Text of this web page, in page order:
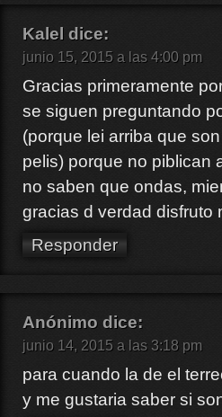
Kalel dice:
junio 15, 2015 a las 4:00 pm
Gracias primeramente
se siguen preguntando
(porque lei arriba que
pelis) porque no piblican
no saben que ondas,
gracias d verdad disfruto
Responder
Anónimo dice:
junio 14, 2015 a las 3:18 pm
para cuando la de el
y me gustaria saber si